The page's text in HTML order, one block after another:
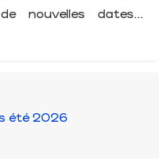
nouvelles dates...
été 2026